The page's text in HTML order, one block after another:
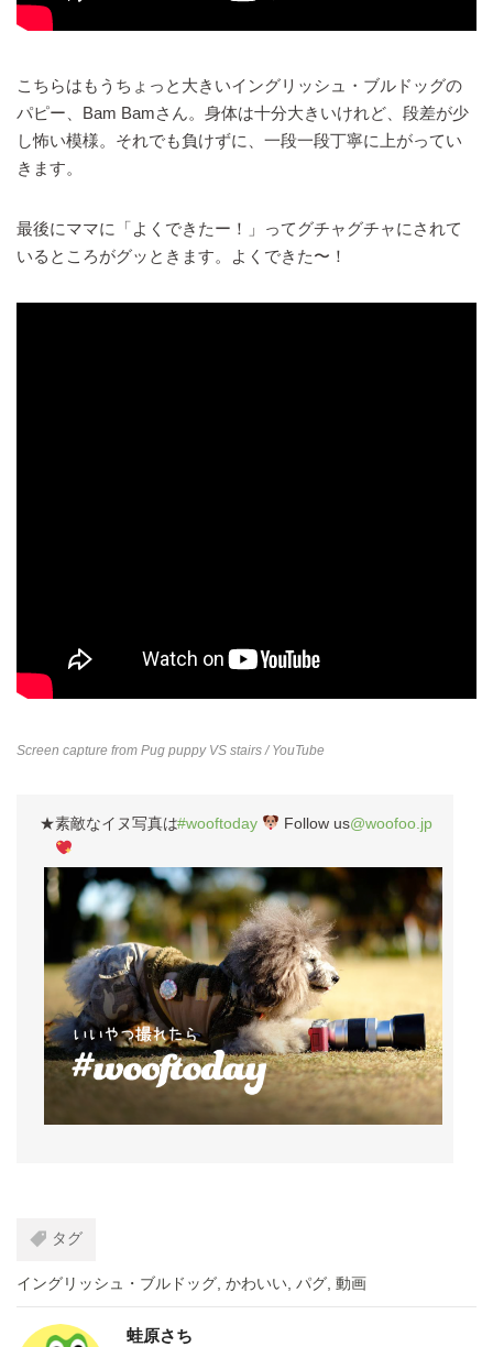
こちらはもうちょっと大きいイングリッシュ・ブルドッグの
パピー、Bam Bamさん。身体は十分大きいけれど、段差が少
し怖い模様。それでも負けずに、一段一段丁寧に上がってい
きます。
最後にママに「よくできたー！」ってグチャグチャにされて
いるところがグッときます。よくできた〜！
Screen capture from Pug puppy VS stairs / YouTube
★素敵なイヌ写真は#wooftoday Follow us@woofoo.jp
タグ
イングリッシュ・ブルドッグ かわいい パグ 動画
蛙原さち